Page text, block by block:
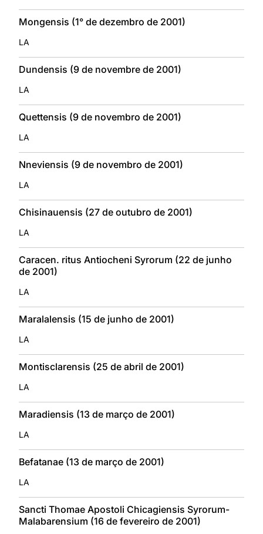
Mongensis (1° de dezembro de 2001)
LA
Dundensis (9 de novembre de 2001)
LA
Quettensis (9 de novembro de 2001)
LA
Nneviensis (9 de novembro de 2001)
LA
Chisinauensis (27 de outubro de 2001)
LA
Caracen. ritus Antiocheni Syrorum (22 de junho
de 2001)
LA
Maralalensis (15 de junho de 2001)
LA
Montisclarensis (25 de abril de 2001)
LA
Maradiensis (13 de março de 2001)
LA
Befatanae (13 de março de 2001)
LA
Sancti Thomae Apostoli Chicagiensis Syrorum-
Malabarensium (16 de fevereiro de 2001)